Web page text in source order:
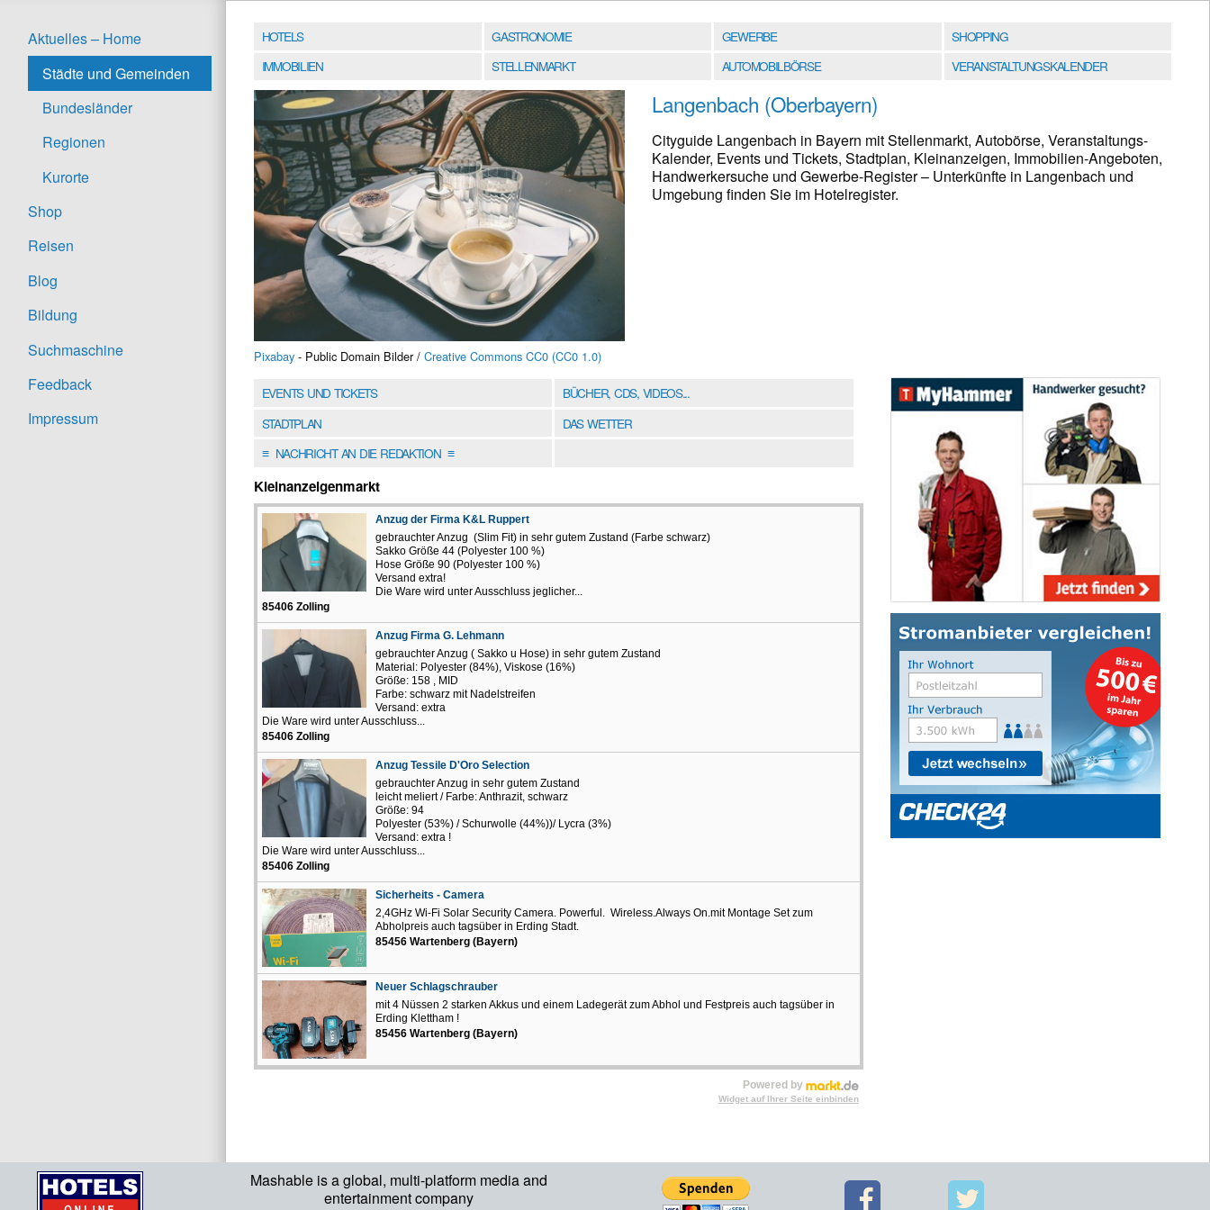
Mashable is a global, multi-platform media and
entertainment company
Aktuelles – Home
Städte und Gemeinden
Bundesländer
Regionen
Kurorte
Shop
Reisen
Blog
Bildung
Suchmaschine
Feedback
Impressum
HOTELS GASTRONOMIE GEWERBE
SHOPPING
IMMOBILIEN
STELLENMARKT AUTOMOBILBÖRSE VERANSTALTUNGSKALENDER
Pixabay - Public Domain Bilder / Creative Commons CC0 (CC0 1.0)
Langenbach (Oberbayern)
Cityguide Langenbach in Bayern mit Stellenmarkt, Autobörse, Veranstaltungs-
Kalender, Events und Tickets, Stadtplan, Kleinanzeigen, Immobilien-Angeboten,
Handwerkersuche und Gewerbe-Register – Unterkünfte in Langenbach und
Umgebung finden Sie im Hotelregister.
EVENTS UND TICKETS
BÜCHER, CDS, VIDEOS...
STADTPLAN
DAS WETTER
≡NACHRICHT AN DIE REDAKTION≡
Kleinanzeigenmarkt
Anzug der Firma K&L Ruppert
gebrauchter Anzug (Slim Fit) in sehr gutem Zustand (Farbe schwarz)
Sakko Größe 44 (Polyester 100 %)
Hose Größe 90 (Polyester 100 %)
Versand extra!
Die Ware wird unter Ausschluss jeglicher...
85406 Zolling
Anzug Firma G. Lehmann
gebrauchter Anzug ( Sakko u Hose) in sehr gutem Zustand
Material: Polyester (84%), Viskose (16%)
Größe: 158 , MID
Farbe: schwarz mit Nadelstreifen
Versand: extra
Die Ware wird unter Ausschluss...
85406 Zolling
Anzug Tessile D'Oro Selection
gebrauchter Anzug in sehr gutem Zustand
leicht meliert / Farbe: Anthrazit, schwarz
Größe: 94
Polyester (53%) / Schurwolle (44%))/ Lycra (3%)
Versand: extra !
Die Ware wird unter Ausschluss...
85406 Zolling
Sicherheits - Camera
2,4GHz Wi-Fi Solar Security Camera. Powerful. Wireless.Always On.mit Montage Set zum
Abholpreis auch tagsüber in Erding Stadt.
85456 Wartenberg (Bayern)
Neuer Schlagschrauber
mit 4 Nüssen 2 starken Akkus und einem Ladegerät zum Abhol und Festpreis auch tagsüber in
Erding Klettham !
85456 Wartenberg (Bayern)
Powered by
Widget auf Ihrer Seite einbinden